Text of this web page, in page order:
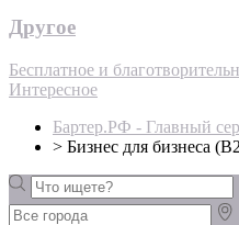
Другое
Бесплатное и
Интересное
Бартер.РФ - Главный
> Бизнес для бизнеса